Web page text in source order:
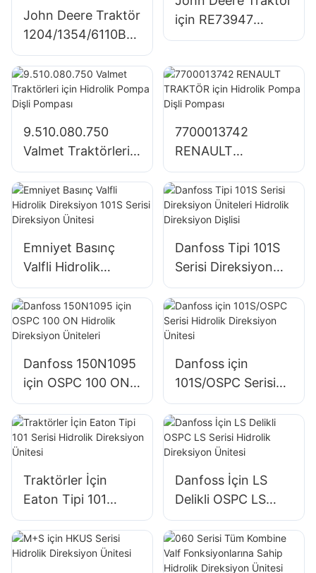
John Deere Traktör
1204/1354/6110B
için Dişli Pompa
Büyük Tandem
Hidrolik Pompa
SJ21032
için RE73947
RE72058 Hidrolik
Pompası
9.510.080.750
Valmet Traktörleri
için Hidrolik Pompa
Dişli Pompası
7700013742
RENAULT
TRAKTÖR için
Hidrolik Pompa Dişli
Pompası
Emniyet Basınç
Valfli Hidrolik
Direksiyon 101S
Serisi Direksiyon
Ünitesi
Danfoss Tipi 101S
Serisi Direksiyon
Üniteleri Hidrolik
Direksiyon Dişlisi
Danfoss 150N1095
için OSPC 100 ON
Hidrolik Direksiyon
Üniteleri
Danfoss için
101S/OSPC Serisi
Hidrolik Direksiyon
Ünitesi
Traktörler İçin
Eaton Tipi 101
Serisi Hidrolik
Direksiyon Ünitesi
Danfoss İçin LS
Delikli OSPC LS
Serisi Hidrolik
Direksiyon Ünitesi